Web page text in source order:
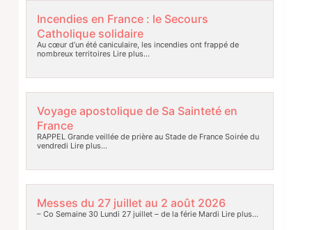
Incendies en France : le Secours
Catholique solidaire
Au cœur d’un été caniculaire, les incendies ont frappé de
nombreux territoires Lire plus…
Voyage apostolique de Sa Sainteté en
France
RAPPEL Grande veillée de prière au Stade de France Soirée du
vendredi Lire plus…
Messes du 27 juillet au 2 août 2026
– Co Semaine 30 Lundi 27 juillet – de la férie Mardi Lire plus…